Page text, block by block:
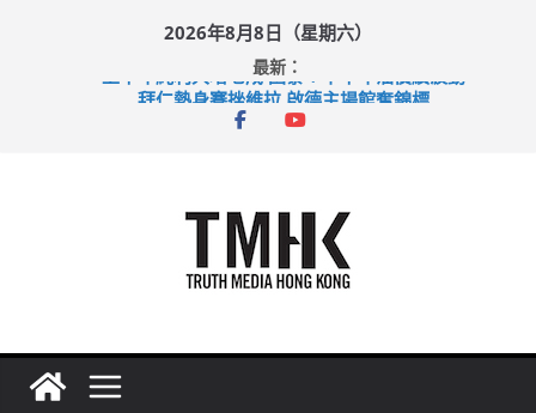
2026年8月8日（星期六）
最新：
上半年純利大增七成 國泰：下半年油價續波動
拜仁熱身賽挫維拉 啟德主場館奪錦標
性罪行修例獲九成支持 鄧炳強：爭取今屆任期內完成立法